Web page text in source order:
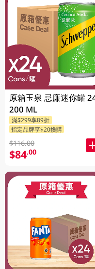
原箱玉泉 忌廉迷你罐
200 ML
滿$299享89折
指定品牌享$20換購
$116.00
$84.00